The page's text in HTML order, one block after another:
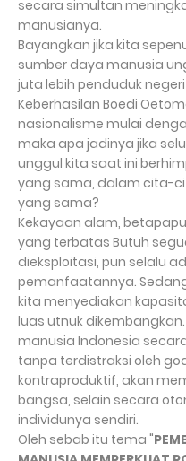
secara simultan
manusianya.
Bayangkan jika kita
sumber daya manusia
juta lebih penduduk
Keberhasilan Boedi
nasionalisme mulai
maka apa jadinya jika
unggul kita saat ini
yang sama, dalam cita-
yang sama?
Kekayaan alam,
yang terbatas Butuh
dieksploitasi, pun selalu
pemanfaatannya.
kita menyediakan
luas utnuk
manusia Indonesia
tanpa terdistraksi oleh
kontraproduktif, akan
bangsa, selain secara
individunya sendiri.
Oleh sebab itu tema "